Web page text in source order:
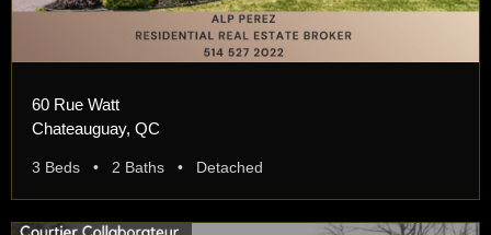
60 Rue Watt
Chateauguay, QC
3 Beds • 2 Baths • Detached